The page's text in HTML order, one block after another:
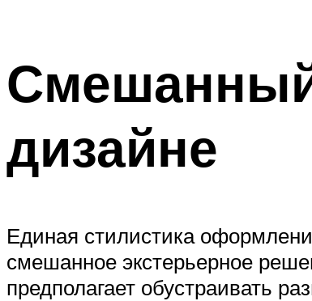
дизайне
Единая стилистика
смешанное экстерьерное
предполагает обустраивать